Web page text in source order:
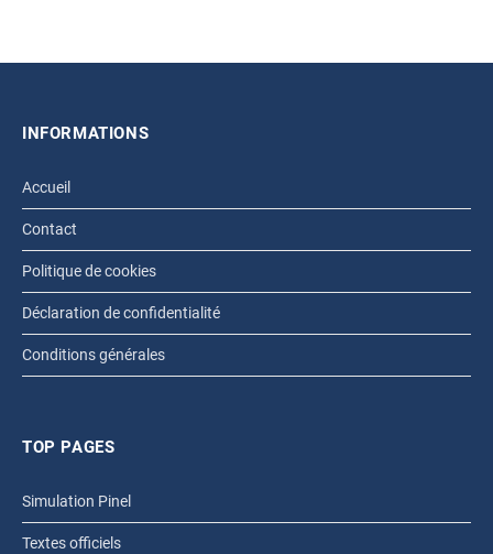
INFORMATIONS
Accueil
Contact
Politique de cookies
Déclaration de confidentialité
Conditions générales
TOP PAGES
Simulation Pinel
Textes officiels